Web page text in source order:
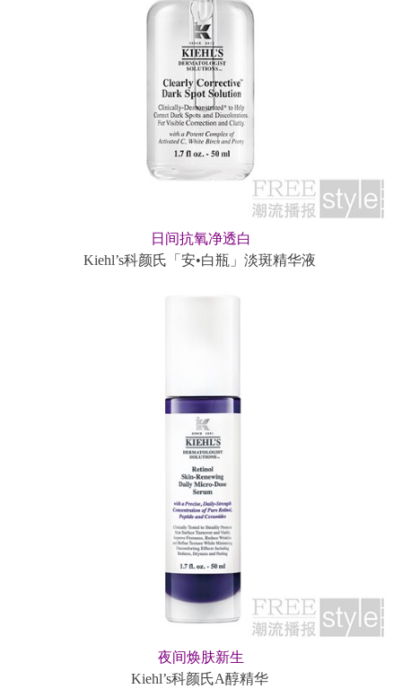
日间抗氧净透白
Kiehl’s科颜氏「安•白瓶」淡斑精华液
夜间焕肤新生
Kiehl’s科颜氏A醇精华